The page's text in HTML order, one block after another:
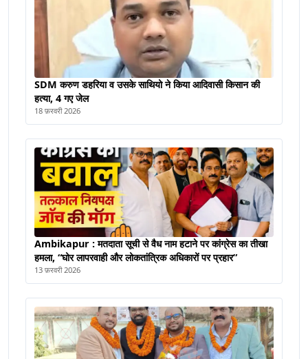
SDM करुण डहरिया व उसके साथियो ने किया आदिवासी किसान की
हत्या, 4 गए जेल
18 फ़रवरी 2026
Ambikapur : मतदाता सूची से वैध नाम हटाने पर कांग्रेस का तीखा
हमला, “घोर लापरवाही और लोकतांत्रिक अधिकारों पर प्रहार”
13 फ़रवरी 2026